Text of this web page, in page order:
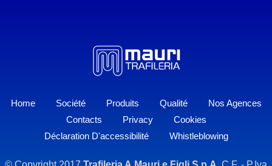
Home Société Produits Qualité
Nos Agences
Contacts
Privacy
Cookies
Déclaration D'accessibilité
Whistleblowing